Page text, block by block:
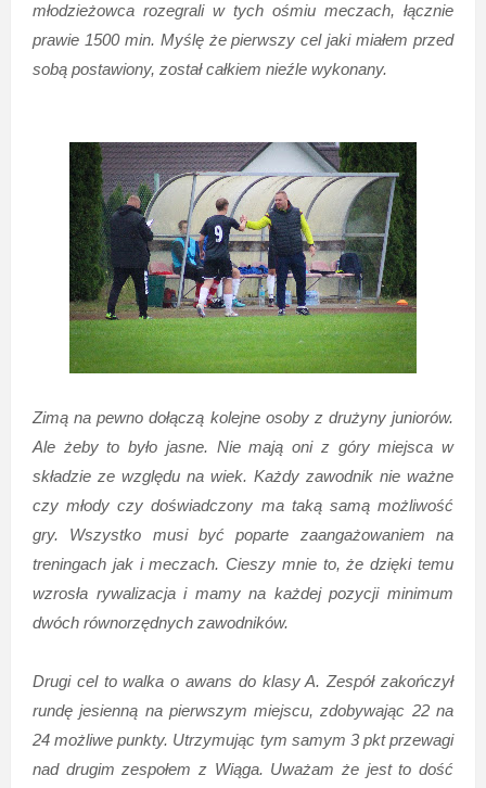
młodzieżowca rozegrali w tych ośmiu meczach, łącznie
prawie 1500 min. Myślę że pierwszy cel jaki miałem przed
sobą postawiony, został całkiem nieźle wykonany.
Zimą na pewno dołączą kolejne osoby z drużyny juniorów.
Ale żeby to było jasne. Nie mają oni z góry miejsca w
składzie ze względu na wiek. Każdy zawodnik nie ważne
czy młody czy doświadczony ma taką samą możliwość
gry. Wszystko musi być poparte zaangażowaniem na
treningach jak i meczach. Cieszy mnie to, że dzięki temu
wzrosła rywalizacja i mamy na każdej pozycji minimum
dwóch równorzędnych zawodników.
Drugi cel to walka o awans do klasy A. Zespół zakończył
rundę jesienną na pierwszym miejscu, zdobywając 22 na
24 możliwe punkty. Utrzymując tym samym 3 pkt przewagi
nad drugim zespołem z Wiąga. Uważam że jest to dość